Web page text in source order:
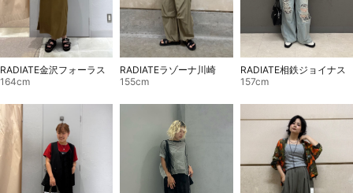
RADIATE金沢フォーラス
164cm
RADIATEラゾーナ川崎
155cm
RADIATE相鉄ジョイナス
157cm